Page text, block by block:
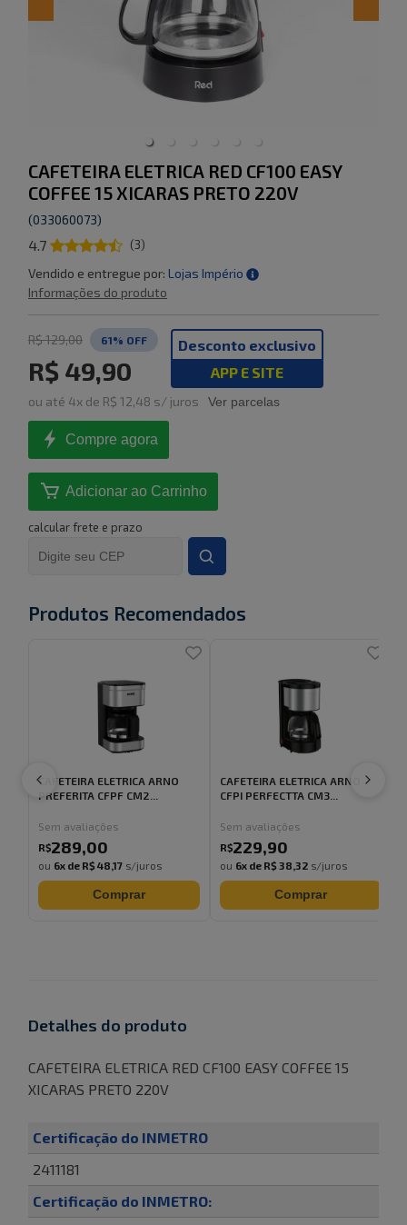
CAFETEIRA ELETRICA RED CF100 EASY
COFFEE 15 XICARAS PRETO 220V
(033060073)
4.7 (3)
Vendido e entregue por: Lojas Império
Informações do produto
R$ 129,00 61% OFF
R$ 49,90
Desconto exclusivo
APP E SITE
ou até 4x de R$ 12,48 s/ juros Ver parcelas
Compre agora
Adicionar ao Carrinho
calcular frete e prazo
Produtos Recomendados
CAFETEIRA ELETRICA ARNO
PREFERITA CFPF CM2...
Sem avaliações
R$289,00
ou 6x de R$ 48,17 s/juros
Comprar
CAFETEIRA ELETRICA ARNO
CFPI PERFECTTA CM3...
Sem avaliações
R$229,90
ou 6x de R$ 38,32 s/juros
Comprar
Detalhes do produto
CAFETEIRA ELETRICA RED CF100 EASY COFFEE 15
XICARAS PRETO 220V
Certificação do INMETRO
2411181
Certificação do INMETRO: